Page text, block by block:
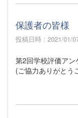
保護者の皆様
投稿日時 : 2021/01/
第2回学校評価アン
(ご協力ありがとう